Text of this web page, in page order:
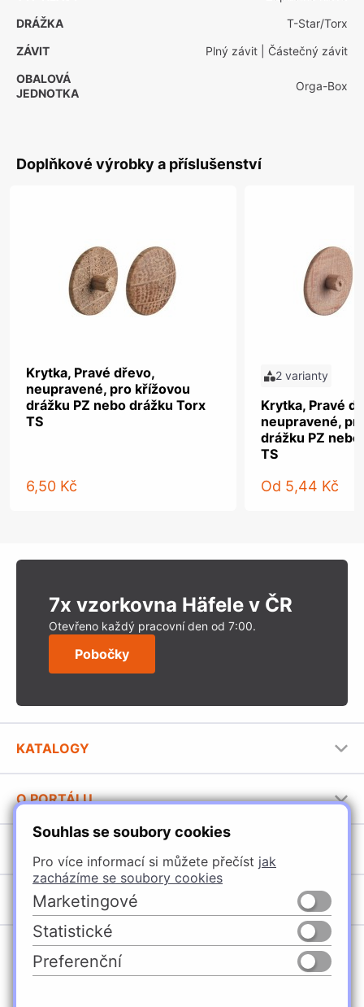
Souhlas se soubory cookies
Pro více informací si můžete přečíst jak
zacházíme se soubory cookies
Marketingové
Statistické
Preferenční
DRÁŽKA
T-Star/Torx
ZÁVIT
Plný závit | Částečný závit
OBALOVÁ
JEDNOTKA
Orga-Box
Doplňkové výrobky a příslušenství
Krytka, Pravé dřevo,
neupravené, pro křížovou
drážku PZ nebo drážku Torx
TS
6,50 Kč
2 varianty
Krytka, Pravé
neupravené,
drážku PZ
TS
Od 5,44 Kč
7x vzorkovna Häfele v ČR
Otevřeno každý pracovní den od 7:00.
Pobočky
KATALOGY
Stavební katalog Häfele
Brožury Häfele
O PORTÁLU
Provozovatel portálu
Jak používat portál
Úchytky
Nábytkové kování
Vybavení kuchyní
Osvětlení a elektro
POBOČKY
Domašín
Vyškov